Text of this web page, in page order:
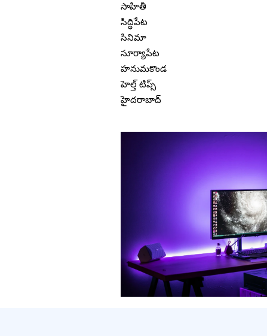
సాహితీ
సిద్ధిపేట
సినిమా
సూర్యాపేట
హనుమకొండ
హెల్త్ టిప్స్
హైదరాబాద్